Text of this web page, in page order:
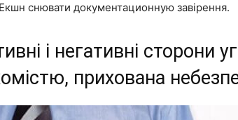
снювати документационную завірення.
і негативні сторони
прихована